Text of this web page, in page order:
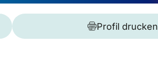
Profil drucken